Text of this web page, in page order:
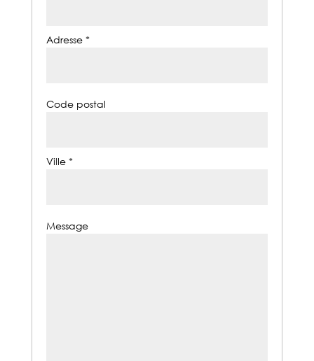
Adresse *
Code postal
Ville *
Message